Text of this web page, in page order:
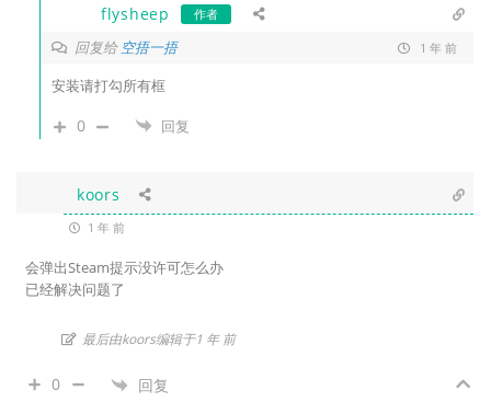
flysheep 作者
回复给 空捂一捂 1 年 前
安装请打勾所有框
0 回复
koors
1 年 前
会弹出Steam提示没许可怎么办
已经解决问题了
最后由koors编辑于1 年 前
0 回复